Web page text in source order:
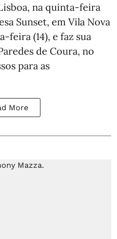
na quinta-feira
Sunset, em Vila Nova
feira (14), e faz sua
de Coura, no
para as
More